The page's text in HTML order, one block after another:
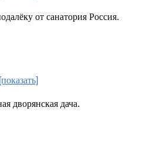
от санатория Россия.
[показать]
дворянская дача.